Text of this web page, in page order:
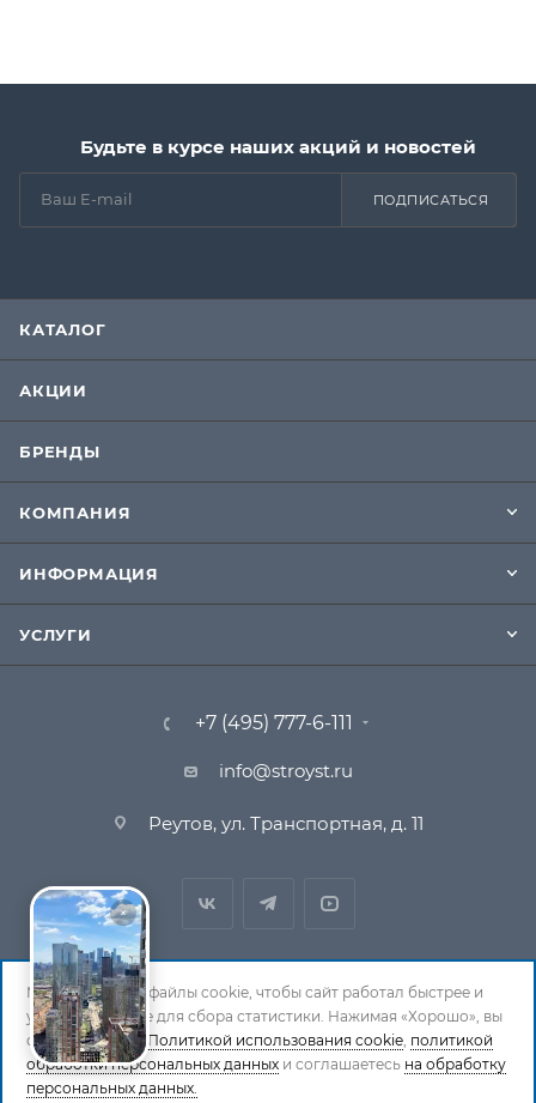
Будьте в курсе наших акций и новостей
ПОДПИСАТЬСЯ
КАТАЛОГ
АКЦИИ
БРЕНДЫ
КОМПАНИЯ
ИНФОРМАЦИЯ
УСЛУГИ
+7 (495) 777-6-111
info@stroyst.ru
Реутов, ул. Транспортная, д. 11
© 1994-2026 СтройСистема. Все права защищены. При
копировании материалов ссылка на страницу-
источник обязательна.
Мы используем файлы cookie, чтобы сайт работал быстрее и
удобнее, а также для сбора статистики. Нажимая «Хорошо», вы
соглашаетесь сПолитикой использования cookie, политикой
обработки персональных данных и соглашаетесь на обработку
персональных данных.